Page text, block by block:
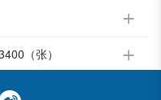
（张）